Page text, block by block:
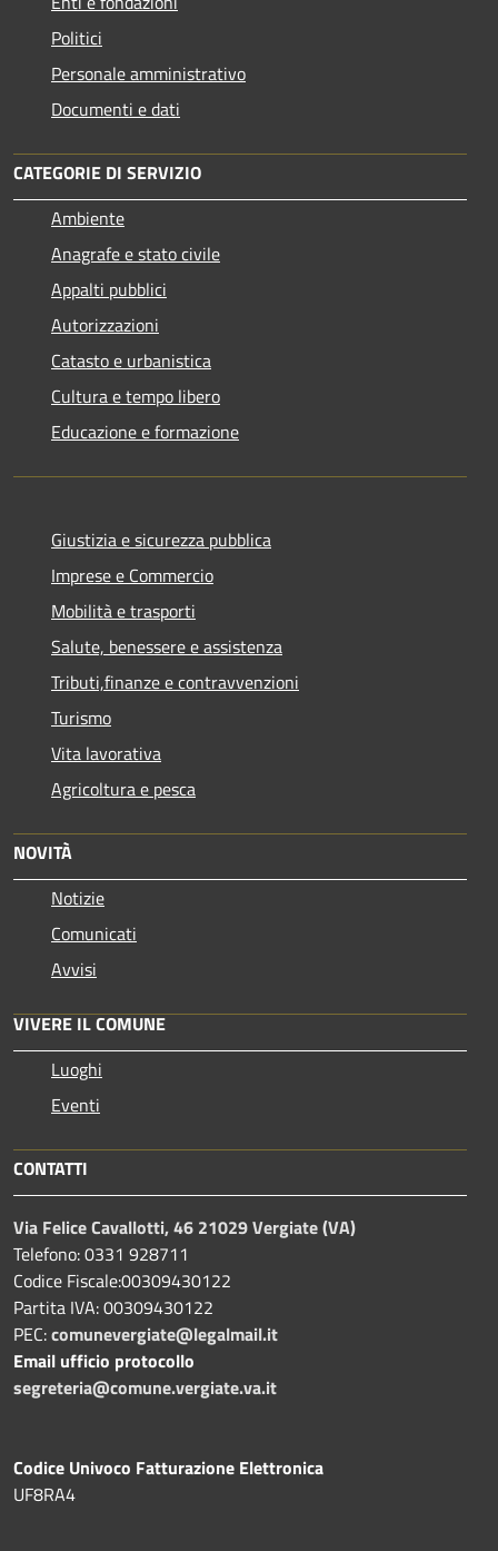
Politici
Personale amministrativo
Documenti e dati
CATEGORIE DI SERVIZIO
Ambiente
Anagrafe e stato civile
Appalti pubblici
Autorizzazioni
Catasto e urbanistica
Cultura e tempo libero
Educazione e formazione
Giustizia e sicurezza pubblica
Imprese e Commercio
Mobilità e trasporti
Salute, benessere e assistenza
Tributi,finanze e contravvenzioni
Turismo
Vita lavorativa
Agricoltura e pesca
NOVITÀ
Notizie
Comunicati
Avvisi
VIVERE IL COMUNE
Luoghi
Eventi
CONTATTI
Via Felice Cavallotti, 46 21029 Vergiate (VA)
Telefono: 0331 928711
Codice Fiscale:00309430122
Partita IVA: 00309430122
PEC:comunevergiate@legalmail.it
Email ufficio protocollo
segreteria@comune.vergiate.va.it
Codice Univoco Fatturazione Elettronica
UF8RA4